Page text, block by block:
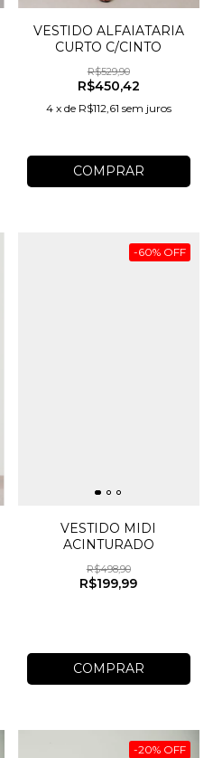
VESTIDO ALFAIATARIA
CURTO C/CINTO
R$529,90
R$450,42
4 x de R$112,61 sem juros
COMPRAR
-60% OFF
VESTIDO MIDI
ACINTURADO
R$498,90
R$199,99
COMPRAR
-20% OFF